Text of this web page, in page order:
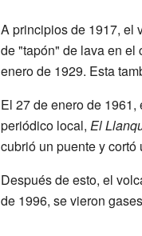
A principios de 1917, el
de "tapón" de lava en el
enero de 1929. Esta
El 27 de enero de
periódico local, El
cubrió un puente y
Después de esto, el
de 1996, se vieron